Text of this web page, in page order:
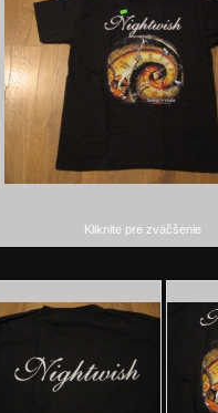
Kliknite pre zväčšenie